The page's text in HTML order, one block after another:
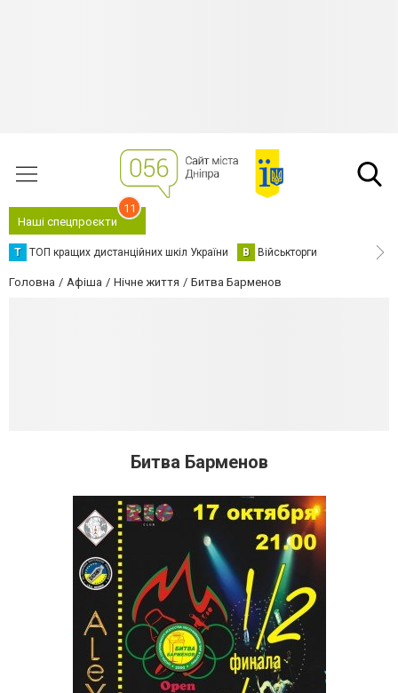
Наші спецпроєкти
11
Т ТОП кращих дистанційних шкіл України В Військторги
Головна Афіша Нічне життя Битва Барменов
Битва Барменов